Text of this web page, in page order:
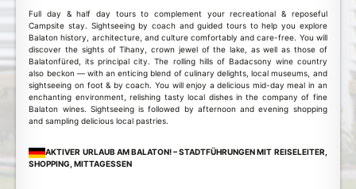
Full day & half day tours to complement your recreational & reposeful
Campsite stay. Sightseeing by coach and guided tours to help you explore
Balaton history, architecture, and culture comfortably and care-free. You will
discover the sights of Tihany, crown jewel of the lake, as well as those of
Balatonfüred, its principal city. The rolling hills of Badacsony wine country
also beckon — with an enticing blend of culinary delights, local museums, and
sightseeing on foot & by coach. You will enjoy a delicious mid-day meal in an
enchanting environment, relishing tasty local dishes in the company of fine
Balaton wines. Sightseeing is followed by afternoon and evening shopping
and sampling delicious local pastries.
AKTIVER URLAUB AM BALATON! – STADTFÜHRUNGEN MIT REISELEITER,
SHOPPING, MITTAGESSEN